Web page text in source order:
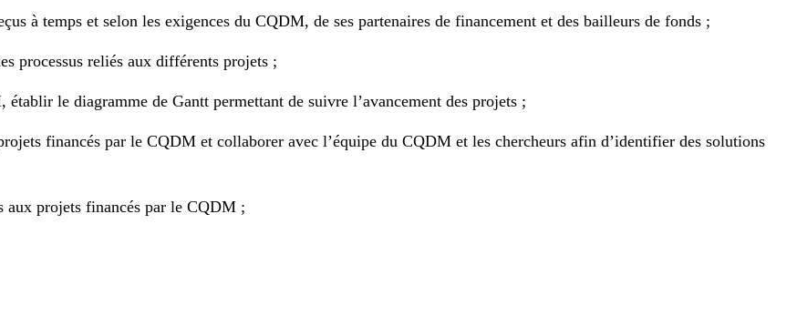
à temps et selon les exigences du CQDM, de ses partenaires de financement et des bailleurs de fonds ;
processus reliés aux différents projets ;
le diagramme de Gantt permettant de suivre l’avancement des projets ;
financés par le CQDM et collaborer avec l’équipe du CQDM et les chercheurs afin d’identifier des solutions
aux projets financés par le CQDM ;